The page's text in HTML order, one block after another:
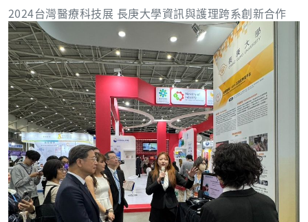
2024台灣醫療科技展 長庚大學資訊與護理跨系創新合作